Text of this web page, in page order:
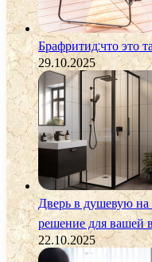
Брафритид:что это
29.10.2025
Дверь в душевую на
решение для вашей
22.10.2025